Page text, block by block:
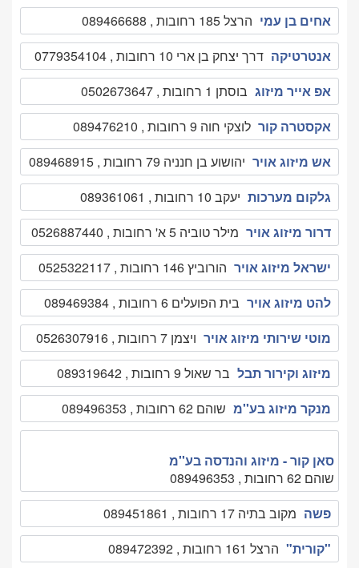
אחים בן עמי הרצל 185 רחובות , 089466688
אנטרטיקה דרך יצחק בן ארי 10 רחובות , 0779354104
אפ אייר מיזוג בוסתן 1 רחובות , 0502673647
אקסטרה קור לוצקי חוה 9 רחובות , 089476210
אש מיזוג אויר יהושוע בן חנניה 79 רחובות , 089468915
גלקום מערכות יעקב 10 רחובות , 089361061
דרור מיזוג אויר מילר טוביה 5 א' רחובות , 0526887440
ישראל מיזוג אויר הורוביץ 146 רחובות , 0525322117
להט מיזוג אויר בית הפועלים 6 רחובות , 089469384
מוטי שירותי מיזוג אויר ויצמן 7 רחובות , 0526307916
מיזוג וקירור תבל בר שאול 9 רחובות , 089319642
מנקר מיזוג בע''מ שוהם 62 רחובות , 089496353
סאן קור - מיזוג והנדסה בע''מ
שוהם 62 רחובות , 089496353
פשה מקוב בתיה 17 רחובות , 089451861
"קורית" הרצל 161 רחובות , 089472392